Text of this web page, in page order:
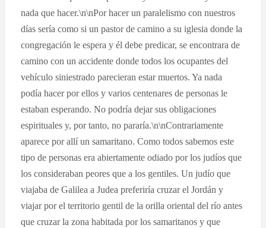
nada que hacer.\n\nPor hacer un paralelismo con nuestros
días sería como si un pastor de camino a su iglesia donde la
congregación le espera y él debe predicar, se encontrara de
camino con un accidente donde todos los ocupantes del
vehículo siniestrado parecieran estar muertos. Ya nada
podía hacer por ellos y varios centenares de personas le
estaban esperando. No podría dejar sus obligaciones
espirituales y, por tanto, no pararía.\n\nContrariamente
aparece por allí un samaritano. Como todos sabemos este
tipo de personas era abiertamente odiado por los judíos que
los consideraban peores que a los gentiles. Un judío que
viajaba de Galilea a Judea preferiría cruzar el Jordán y
viajar por el territorio gentil de la orilla oriental del río antes
que cruzar la zona habitada por los samaritanos y que